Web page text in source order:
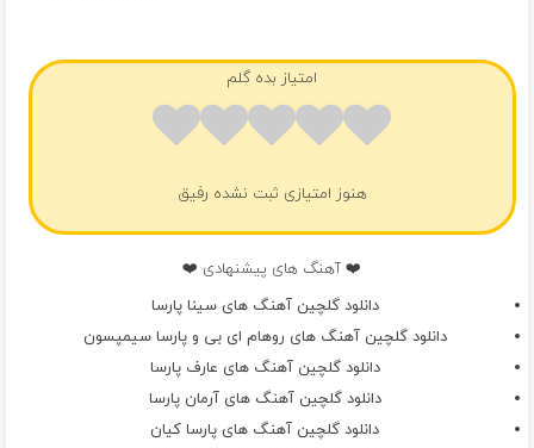
امتیاز بده گلم
هنوز امتیازی ثبت نشده رفیق
❤️ آهنگ های پیشنهادی ❤️
دانلود گلچین آهنگ های سینا پارسا
دانلود گلچین آهنگ های روهام ای بی و پارسا سیمپسون
دانلود گلچین آهنگ های عارف پارسا
دانلود گلچین آهنگ های آرمان پارسا
دانلود گلچین آهنگ های پارسا کیان